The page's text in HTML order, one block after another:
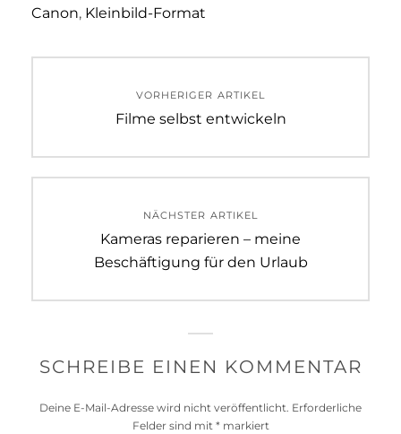
Canon, Kleinbild-Format
VORHERIGER ARTIKEL
Previous
Filme selbst entwickeln
NÄCHSTER ARTIKEL
Next
post:
Kameras reparieren – meine
Beschäftigung für den Urlaub
SCHREIBE EINEN KOMMENTAR
Deine E-Mail-Adresse wird nicht veröffentlicht. Erforderliche
Felder sind mit *markiert